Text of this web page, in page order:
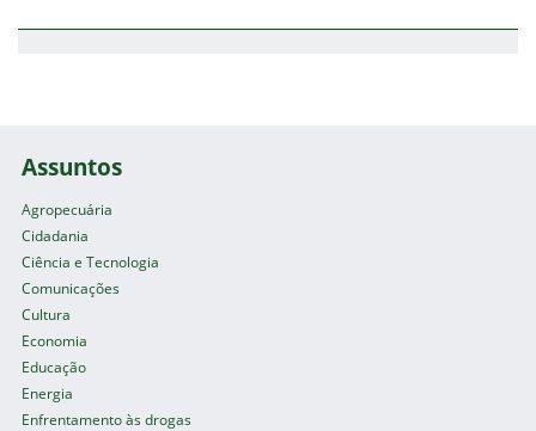
Assuntos
Agropecuária
Cidadania
Ciência e Tecnologia
Comunicações
Cultura
Economia
Educação
Energia
Enfrentamento às drogas